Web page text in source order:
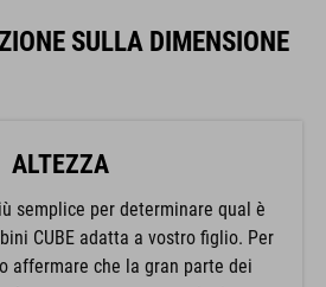
SULLA DIMENSIONE
ALTEZZA
semplice per determinare qual è
CUBE adatta a vostro figlio. Per
affermare che la gran parte dei